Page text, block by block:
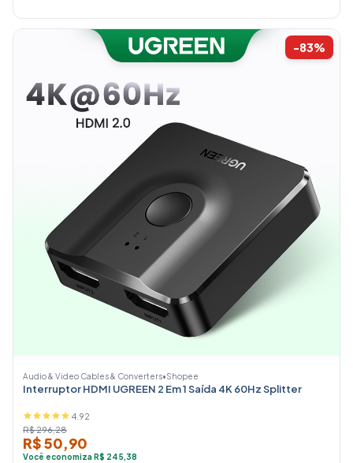
-83%
Audio & Video Cables & Converters•Shopee
Interruptor HDMI UGREEN 2 Em 1 Saída 4K 60Hz Splitter
4.92
R$ 296,28
R$ 50,90
Você economiza R$ 245,38